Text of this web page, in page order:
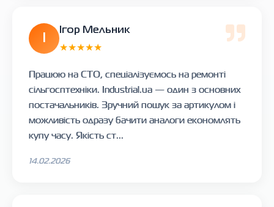
Ігор Мельник
★★★★★
Працюю на СТО, спеціалізуємось на ремонті
сільгосптехніки. Industrial.ua — один з основних
постачальників. Зручний пошук за артикулом і
можливість одразу бачити аналоги економлять
купу часу. Якість ст...
14.02.2026